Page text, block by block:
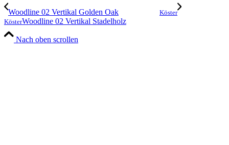
Woodline 02 Vertikal Golden Oak
Köster
KösterWoodline 02 Vertikal Stadelholz
Nach oben scrollen